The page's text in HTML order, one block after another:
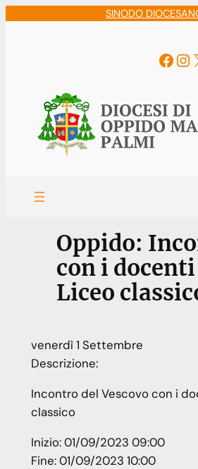
SINODO
Oppido:
con i
Liceo
venerdì1 Settembre
Descrizione:
Incontro del Vescovo con i
classico
Inizio:01/09/2023 09:00
Fine:01/09/2023 10:00